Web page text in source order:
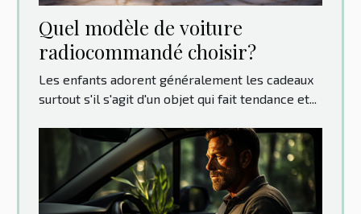
Quel modèle de voiture
radiocommandé choisir?
Les enfants adorent généralement les cadeaux
surtout s'il s'agit d'un objet qui fait tendance et...